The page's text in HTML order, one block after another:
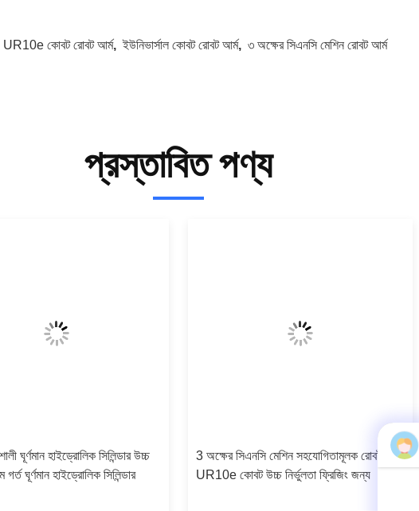
UR10e কোবট রোবট আর্ম,ইউনিভার্সাল কোবট রোবট আর্ম, ৩ অক্ষের সিএনসি মেশিন রোবট আর্ম
প্রস্তাবিত পণ্য
ঘূর্ণমান হাইড্রোলিক সিলিন্ডার উচ্চ
গর্ত ঘূর্ণমান হাইড্রোলিক সিলিন্ডার
3 অক্ষের সিএনসি মেশিন সহযোগিতামূলক রোবট আর্ম
UR10e কোবট উচ্চ নির্ভুলতা ফ্রিজিং জন্য